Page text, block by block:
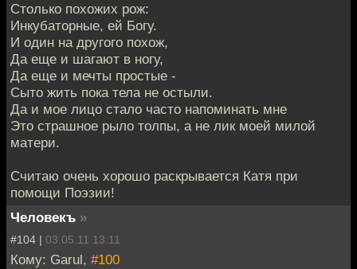
Столько похожих рож:
Инкубаторные, ей Богу.
И один на другого похож,
Да еще и шагают в ногу,
Да еще и мечты простые -
Сыто жить пока тела не остыли.
Да и мое лицо стало часто напоминать мне
Это страшное рыло толпы, а не лик моей милой
матери.
Считаю очень хорошо раскрывается Катя при
помощи Поэзии!
Человекъ »
#104 | 03.05.11 13:11
Кому: Garul, #100